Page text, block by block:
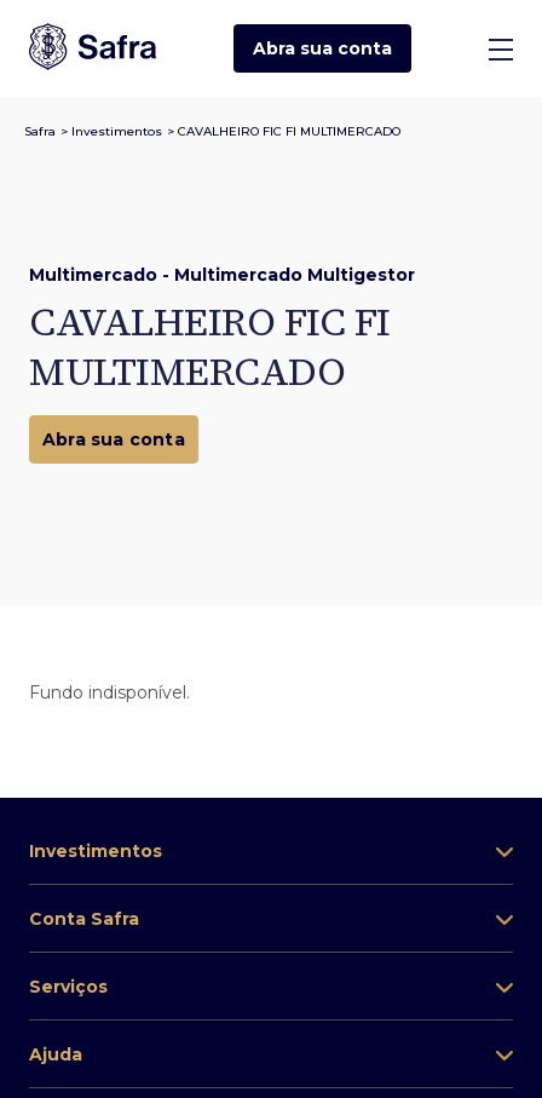
Abra sua conta
Safra > Investimentos > CAVALHEIRO FIC FI MULTIMERCADO
Multimercado - Multimercado Multigestor
CAVALHEIRO FIC FI
MULTIMERCADO
Abra sua conta
Fundo indisponível.
Investimentos
Conta Safra
Serviços
Ajuda